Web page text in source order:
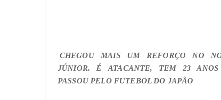
CHEGOU MAIS UM REFORÇO NO
JÚNIOR. É ATACANTE, TEM 23
PASSOU PELO FUTEBOL DO JAPÃO